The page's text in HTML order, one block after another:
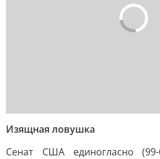
Изящная ловушка
Сенат США единогласно